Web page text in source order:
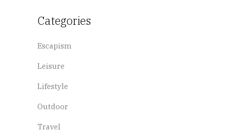
Categories
Escapism
Leisure
Lifestyle
Outdoor
Travel